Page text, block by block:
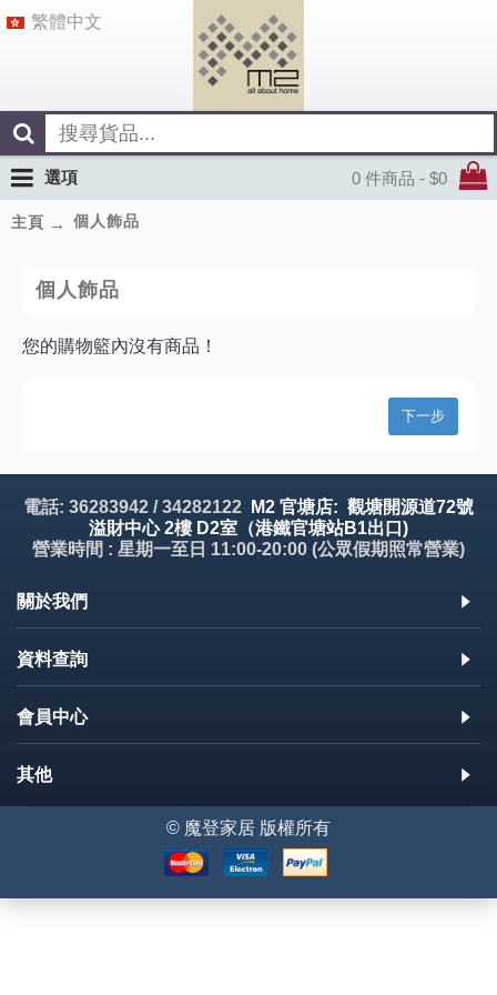
繁體中文
0 件商品 - $0
選項
主頁 個人飾品
個人飾品
您的購物籃內沒有商品！
下一步
電話: 36283942 / 34282122
M2 官塘店: 觀塘開源道72號
溢財中心 2樓 D2室（港鐵官塘站B1出口)
營業時間 : 星期一至日 11:00-20:00 (公眾假期照常營業)
關於我們
資料查詢
會員中心
其他
© 魔登家居 版權所有